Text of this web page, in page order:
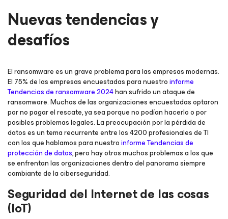
Nuevas tendencias y
desafíos
El ransomware es un grave problema para las empresas modernas.
El 75% de las empresas encuestadas para nuestroinforme
Tendencias de ransomware 2024han sufrido un ataque de
ransomware. Muchas de las organizaciones encuestadas optaron
por no pagar el rescate, ya sea porque no podían hacerlo o por
posibles problemas legales. La preocupación por la pérdida de
datos es un tema recurrente entre los 4200 profesionales de TI
con los que hablamos para nuestroinforme Tendencias de
protección de datos, pero hay otros muchos problemas a los que
se enfrentan las organizaciones dentro del panorama siempre
cambiante de la ciberseguridad.
Seguridad del Internet de las cosas
(IoT)